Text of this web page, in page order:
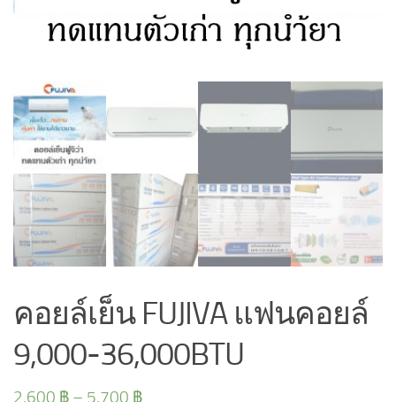
คอยล์เย็น FUJIVA แฟนคอยล์
9,000-36,000BTU
2,600 ฿ – 5,700 ฿